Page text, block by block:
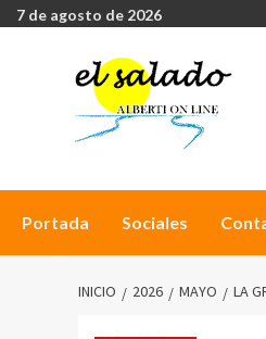
7 de agosto de 2026
Portada Sociales
INICIO 2026 MAYO LA